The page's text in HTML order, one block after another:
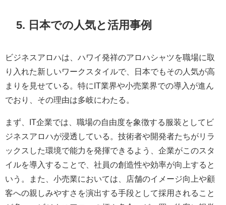
5. 日本での人気と活用事例
ビジネスアロハは、ハワイ発祥のアロハシャツを職場に取
り入れた新しいワークスタイルで、日本でもその人気が高
まりを見せている。特にIT業界や小売業界での導入が進ん
でおり、その理由は多岐にわたる。
まず、IT企業では、職場の自由度を象徴する服装としてビ
ジネスアロハが浸透している。技術者や開発者たちがリラ
ックスした環境で能力を発揮できるよう、企業がこのスタ
イルを導入することで、社員の創造性や効率が向上すると
いう。また、小売業においては、店舗のイメージ向上や顧
客への親しみやすさを演出する手段として採用されること